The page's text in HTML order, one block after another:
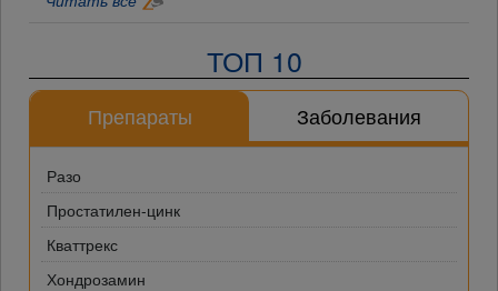
ТОП 10
Препараты Заболевания
Разо
Простатилен-цинк
Кваттрекс
Хондрозамин